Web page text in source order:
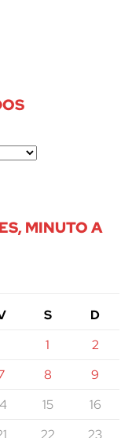
MINUTO A
S
D
1
2
8
9
15
16
22 23